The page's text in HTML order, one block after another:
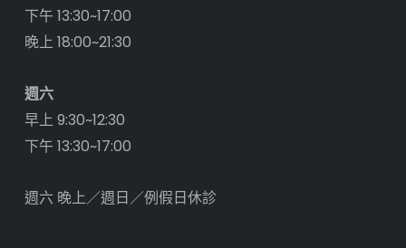
下午 13:30~17:00
晚上 18:00~21:30
週六
早上 9:30~12:30
下午 13:30~17:00
週六 晚上／週日／例假日休診